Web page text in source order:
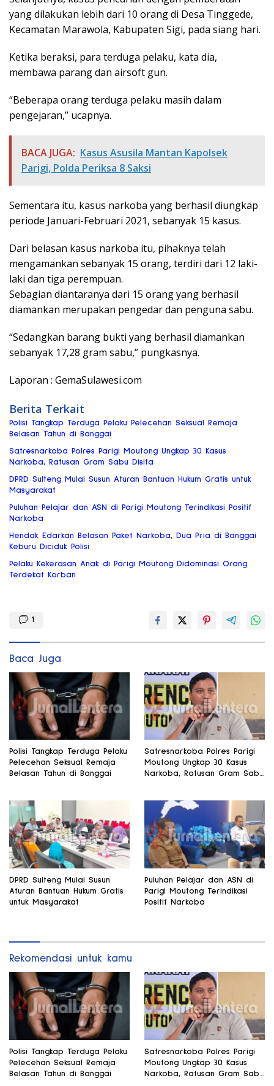
yang dilakukan lebih dari 10 orang di Desa Tinggede,
Kecamatan Marawola, Kabupaten Sigi, pada siang hari.
Ketika beraksi, para terduga pelaku, kata dia,
membawa parang dan airsoft gun.
“Beberapa orang terduga pelaku masih dalam
pengejaran,” ucapnya.
BACA JUGA: Kasus Asusila Mantan Kapolsek
Parigi, Polda Periksa 8 Saksi
Sementara itu, kasus narkoba yang berhasil diungkap
periode Januari-Februari 2021, sebanyak 15 kasus.
Dari belasan kasus narkoba itu, pihaknya telah
mengamankan sebanyak 15 orang, terdiri dari 12 laki-
laki dan tiga perempuan.
Sebagian diantaranya dari 15 orang yang berhasil
diamankan merupakan pengedar dan penguna sabu.
“Sedangkan barang bukti yang berhasil diamankan
sebanyak 17,28 gram sabu,” pungkasnya.
Laporan : GemaSulawesi.com
Berita Terkait
Polisi Tangkap Terduga Pelaku Pelecehan Seksual Remaja
Belasan Tahun di Banggai
Satresnarkoba Polres Parigi Moutong Ungkap 30 Kasus
Narkoba, Ratusan Gram Sabu Disita
DPRD Sulteng Mulai Susun Aturan Bantuan Hukum Gratis untuk
Masyarakat
Puluhan Pelajar dan ASN di Parigi Moutong Terindikasi Positif
Narkoba
Hendak Edarkan Belasan Paket Narkoba, Dua Pria di Banggai
Keburu Diciduk Polisi
Pelaku Kekerasan Anak di Parigi Moutong Didominasi Orang
Terdekat Korban
1
Baca Juga
Polisi Tangkap Terduga Pelaku
Pelecehan Seksual Remaja
Belasan Tahun di Banggai
Satresnarkoba Polres Parigi
Moutong Ungkap 30 Kasus
Narkoba, Ratusan Gram Sabu
DPRD Sulteng Mulai Susun
Aturan Bantuan Hukum Gratis
untuk Masyarakat
Puluhan Pelajar dan ASN di
Parigi Moutong Terindikasi
Positif Narkoba
Rekomendasi untuk kamu
Polisi Tangkap Terduga Pelaku
Pelecehan Seksual Remaja
Belasan Tahun di Banggai
Satresnarkoba Polres Parigi
Moutong Ungkap 30 Kasus
Narkoba, Ratusan Gram Sabu